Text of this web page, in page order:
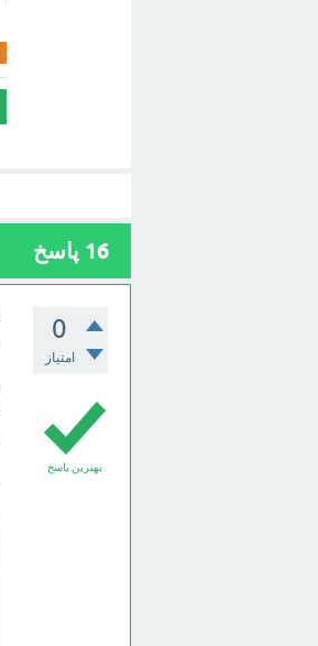
16 پاسخ
0
امتیاز
بهترین پاسخ